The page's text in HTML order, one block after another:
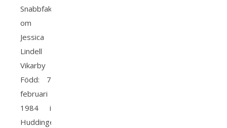
Snabbfakta
om
Jessica
Lindell
Vikarby
Född: 7
februari
1984 i
Huddinge,